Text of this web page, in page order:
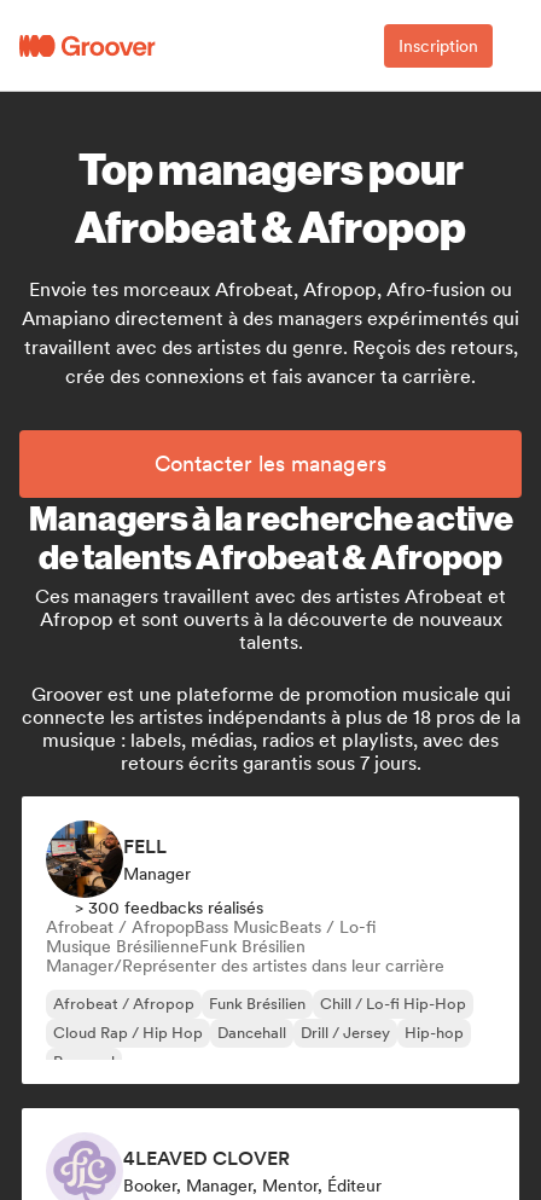
Inscription
Top managers pour
Afrobeat & Afropop
Envoie tes morceaux Afrobeat, Afropop, Afro-fusion ou
Amapiano directement à des managers expérimentés qui
travaillent avec des artistes du genre. Reçois des retours,
crée des connexions et fais avancer ta carrière.
Contacter les managers
Managers à la recherche active
de talents Afrobeat & Afropop
Ces managers travaillent avec des artistes Afrobeat et
Afropop et sont ouverts à la découverte de nouveaux
talents.
Groover est une plateforme de promotion musicale qui
connecte les artistes indépendants à plus de 18 pros de la
musique : labels, médias, radios et playlists, avec des
retours écrits garantis sous 7 jours.
FELL
Manager
> 300 feedbacks réalisés
Afrobeat / AfropopBass MusicBeats / Lo-fi
Musique BrésilienneFunk Brésilien
Manager/Représenter des artistes dans leur carrière
Afrobeat / Afropop Funk Brésilien
Chill / Lo-fi Hip-Hop
Cloud Rap / Hip Hop
Dancehall Drill / Jersey
Hip-hop
Pop soul
4LEAVED CLOVER
Booker, Manager, Mentor, Éditeur